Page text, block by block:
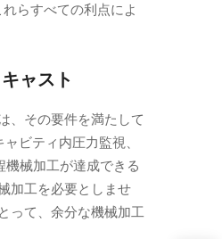
らすべての利点によ
ャスト
、その要件を満たして
ビティ内圧力監視、
械加工が達成できる
加工を必要としませ
って、余分な機械加工